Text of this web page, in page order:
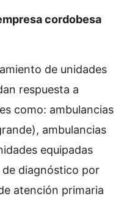
cordobesa
de unidades
respuesta a
como: ambulancias
ambulancias
equipadas
diagnóstico por
atención primaria